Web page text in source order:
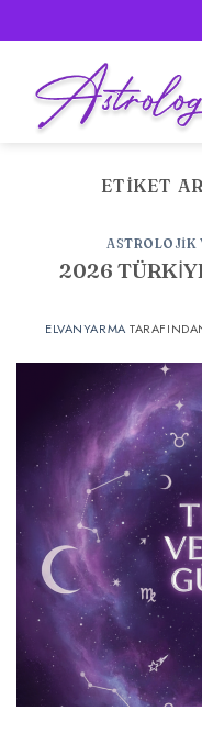
atla
ETIKET
ASTROLOJIK
2026
ELVANYARMA